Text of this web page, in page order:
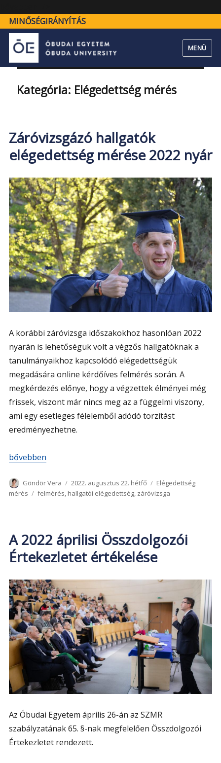
hallgatók
elégedettség
mérése
2022
MINŐSÉGIRÁNYÍTÁS
MENÜ
Kategória: Elégedettség mérés
Záróvizsgázó hallgatók
elégedettség mérése 2022 nyár
A korábbi záróvizsga időszakokhoz hasonlóan 2022
nyarán is lehetőségük volt a végzős hallgatóknak a
tanulmányaikhoz kapcsolódó elégedettségük
megadására online kérdőíves felmérés során. A
megkérdezés előnye, hogy a végzettek élményei még
frissek, viszont már nincs meg az a függelmi viszony,
ami egy esetleges félelemből adódó torzítást
eredményezhetne.
„Záróvizsgázó hallgatók elégedettség mérése 2022 nyár”
bővebben
Szerző
Göndör Vera Közzétéve
2022. augusztus 22. hétfő Kategória
Elégedettség
mérés
Címke
felmérés, hallgatói elégedettség, záróvizsga
A 2022 áprilisi Összdolgozói
Értekezletet értékelése
Az Óbudai Egyetem április 26-án az SZMR
szabályzatának 65. §-nak megfelelően Összdolgozói
Értekezletet rendezett.